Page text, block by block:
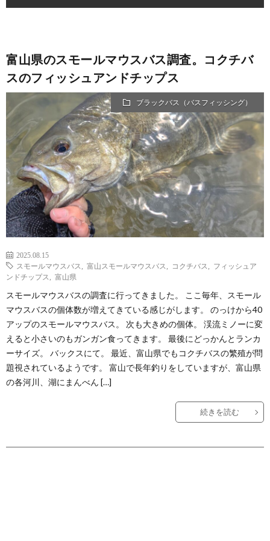
富山県のスモールマウスバス調査。コクチバ
スのフィッシュアンドチップス
ブラックバス（バスフィッシング）
2025.08.15
スモールマウスバス
富山スモールマウスバス コクチバス
フィッシュア
ンドチップス
富山県
スモールマウスバスの調査に行ってきました。 ここ毎年、スモール
マウスバスの個体数が増えてきている感じがします。 のっけから40
アップのスモールマウスバス。 次も大きめの個体。 渓流ミノーに変
えると小さいのもガンガン食ってきます。 最後にどっかんとランカ
ーサイズ。 バックスにて。 最近、富山県でもコクチバスの繁殖が問
題視されているようです。 富山で長年釣りをしていますが、富山県
の各河川、湖にまんべん […]
続きを読む